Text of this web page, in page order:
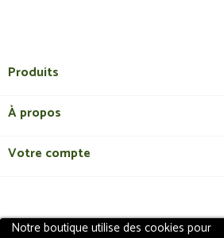
Notre boutique utilise des cookies pour
Produits
À propos
Votre compte
Copyright 2018 - ShopMedicalDiscount